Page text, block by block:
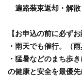
遍路装束返却・解散
【お申込の前に必ず
・雨天でも催行。（
・猛暑などのまち歩
の健康と安全を最優